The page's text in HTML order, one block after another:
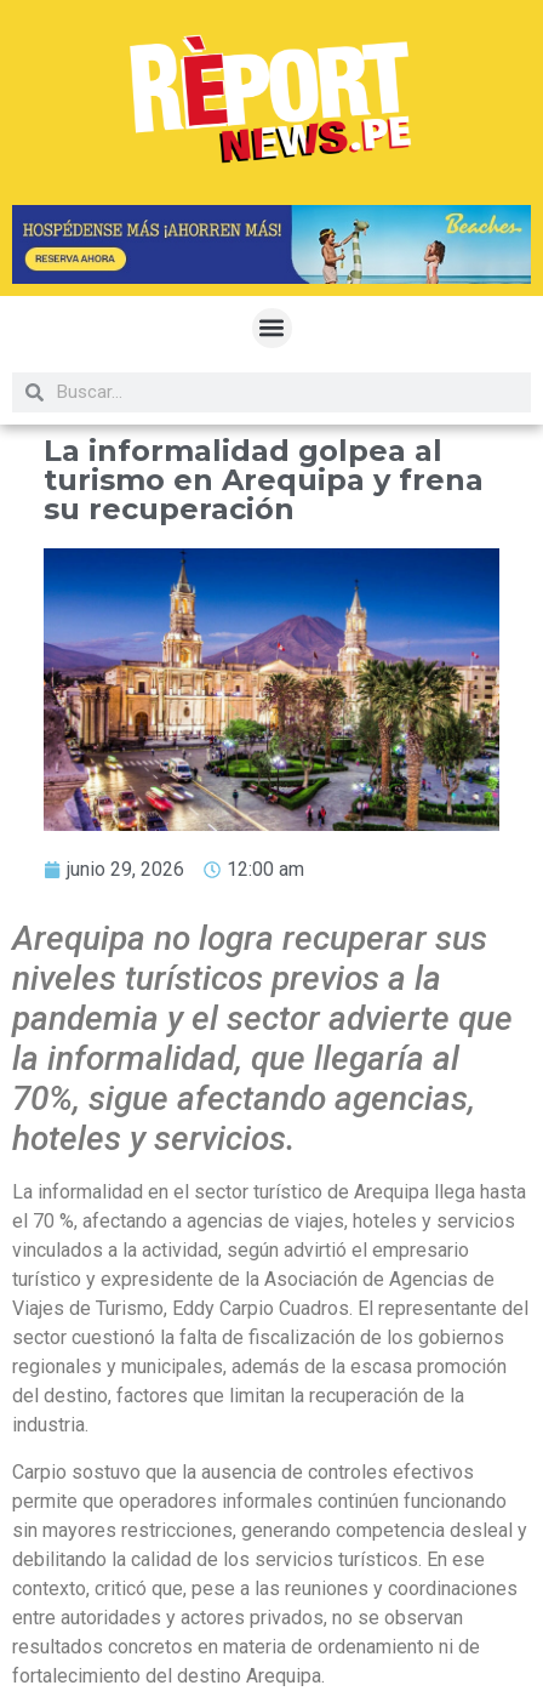
La informalidad golpea al
turismo en Arequipa y frena
su recuperación
junio 29, 2026 12:00 am
Arequipa no logra recuperar sus
niveles turísticos previos a la
pandemia y el sector advierte que
la informalidad, que llegaría al
70%, sigue afectando agencias,
hoteles y servicios.
La informalidad en el sector turístico de Arequipa llega hasta
el 70 %, afectando a agencias de viajes, hoteles y servicios
vinculados a la actividad, según advirtió el empresario
turístico y expresidente de la Asociación de Agencias de
Viajes de Turismo, Eddy Carpio Cuadros. El representante del
sector cuestionó la falta de fiscalización de los gobiernos
regionales y municipales, además de la escasa promoción
del destino, factores que limitan la recuperación de la
industria.
Carpio sostuvo que la ausencia de controles efectivos
permite que operadores informales continúen funcionando
sin mayores restricciones, generando competencia desleal y
debilitando la calidad de los servicios turísticos. En ese
contexto, criticó que, pese a las reuniones y coordinaciones
entre autoridades y actores privados, no se observan
resultados concretos en materia de ordenamiento ni de
fortalecimiento del destino Arequipa.